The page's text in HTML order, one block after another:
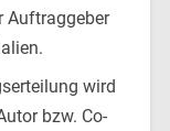
Auftraggeber
wird
bzw. Co-